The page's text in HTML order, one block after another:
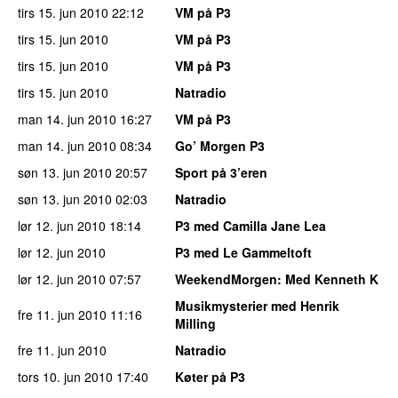
tirs 15. jun 2010 22:12
VM på P3
tirs 15. jun 2010
VM på P3
tirs 15. jun 2010
VM på P3
tirs 15. jun 2010
Natradio
man 14. jun 2010 16:27
VM på P3
man 14. jun 2010 08:34
Go’ Morgen P3
søn 13. jun 2010 20:57
Sport på 3’eren
søn 13. jun 2010 02:03
Natradio
lør 12. jun 2010 18:14
P3 med Camilla Jane Lea
lør 12. jun 2010
P3 med Le Gammeltoft
lør 12. jun 2010 07:57 WeekendMorgen: Med Kenneth K
fre 11. jun 2010 11:16
Musikmysterier med Henrik
Milling
fre 11. jun 2010
Natradio
tors 10. jun 2010 17:40
Køter på P3